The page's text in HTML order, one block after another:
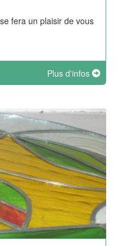
fera un plaisir de vous
Plus d'infos